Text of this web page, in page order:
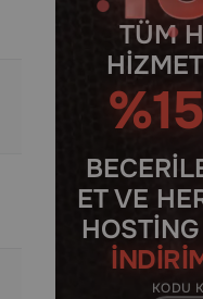
TÜM
%15
ET VE
KODU